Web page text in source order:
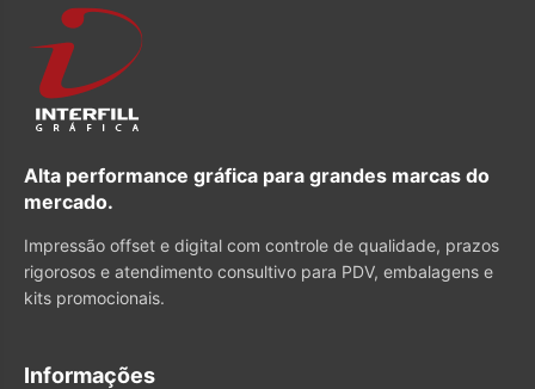
Alta performance gráfica para grandes marcas do
mercado.
Impressão offset e digital com controle de qualidade, prazos
rigorosos e atendimento consultivo para PDV, embalagens e
kits promocionais.
Informações